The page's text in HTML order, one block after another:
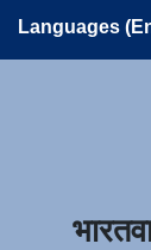
Languages